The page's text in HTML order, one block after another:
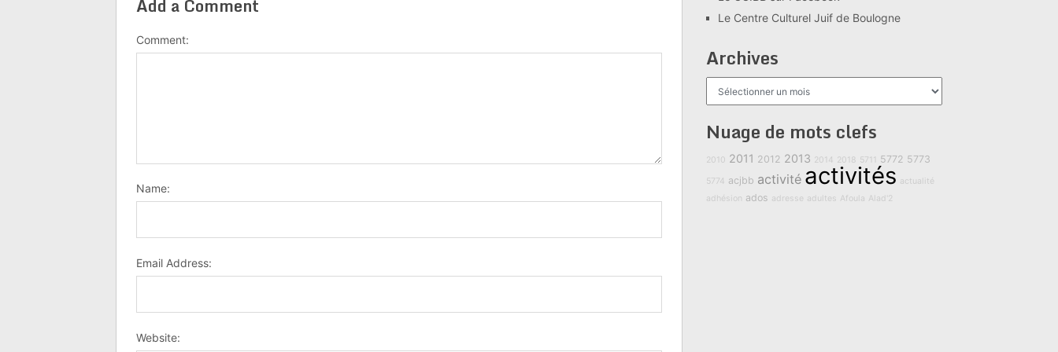
Add a Comment
Comment:
Name:
Email Address:
Website:
Le Centre Culturel Juif de Boulogne
Archives
Nuage de mots clefs
2010 2011 2012 2013 2014 2018 5711 5772 5773
5774 acjbb activité activités actualité
adhésion ados adresse adultes Afoula Alad'2